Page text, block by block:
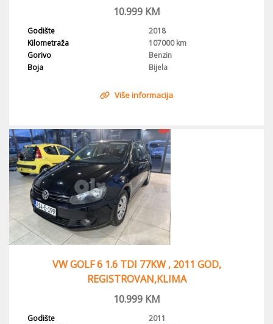
10.999KM
Godište
2018
Kilometraža
107000 km
Gorivo
Benzin
Boja
Bijela
Više informacija
VW GOLF 6 1.6 TDI 77KW , 2011 GOD,
REGISTROVAN,KLIMA
10.999KM
Godište
2011